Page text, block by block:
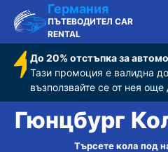
Германия
ПЪТЕВОДИТЕЛ CAR
RENTAL
До 20% отстъпка за
Тази промоция е валидна
възползвайте се от нея още
Гюнцбург
Търсете кола под